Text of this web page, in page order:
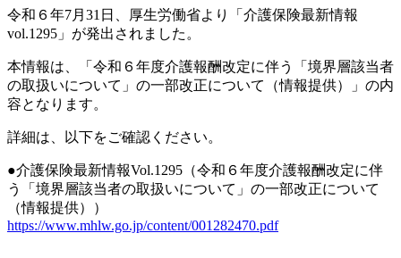
令和６年7月31日、厚生労働省より「介護保険最新情報
vol.1295 」が発出されました。
本情報は、「令和６年度介護報酬改定に伴う「境界層該当者
の取扱いについて」の一部改正について（情報提供）」の内
容となります。
詳細は、以下をご確認ください。
●介護保険最新情報Vol.1295（令和６年度介護報酬改定に伴
う「境界層該当者の取扱いについて」の一部改正について
（情報提供））
https://www.mhlw.go.jp/content/001282470.pdf